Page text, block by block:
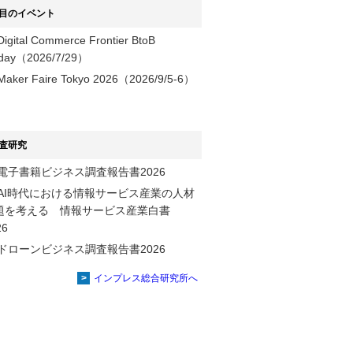
のイベント
Commerce Frontier BtoB
（2026/7/29）
Faire Tokyo 2026（2026/9/5-6）
研究
子書籍ビジネス調査報告書2026
時代における情報サービス産業の⼈材
を考える 情報サービス産業⽩書
ローンビジネス調査報告書2026
インプレス総合研究所へ